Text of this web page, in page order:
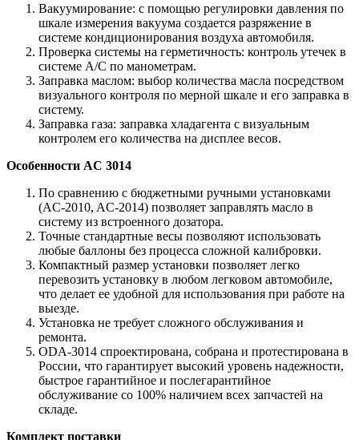
Вакуумирование: с помощью регулировки давления по
шкале измерения вакуума создается разряжение в
системе кондиционирования воздуха автомобиля.
Проверка системы на герметичность: контроль утечек в
системе А/С по манометрам.
Заправка маслом: выбор количества масла посредством
визуального контроля по мерной шкале и его заправка в
систему.
Заправка газа: заправка хладагента с визуальным
контролем его количества на дисплее весов.
Особенности AC 3014
По сравнению с бюджетными ручными установками
(AC-2010, AC-2014) позволяет заправлять масло в
систему из встроенного дозатора.
Точные стандартные весы позволяют использовать
любые баллоны без процесса сложной калибровки.
Компактный размер установки позволяет легко
перевозить установку в любом легковом автомобиле,
что делает ее удобной для использования при работе на
выезде.
Установка не требует сложного обслуживания и
ремонта.
ODA-3014 спроектирована, собрана и протестирована в
России, что гарантирует высокий уровень надежности,
быстрое гарантийное и послегарантийное
обслуживание со 100% наличием всех запчастей на
складе.
Комплект поставки